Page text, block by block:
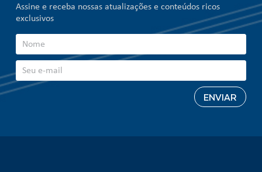
Assine e receba nossas atualizações e conteúdos ricos
exclusivos